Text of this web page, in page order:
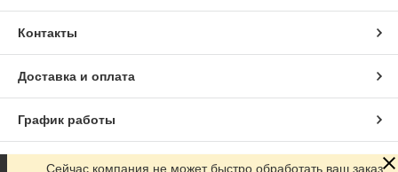
Контакты
Доставка и оплата
График работы
Полная версия сайта
Сейчас компания не может быстро обработать ваш заказ,